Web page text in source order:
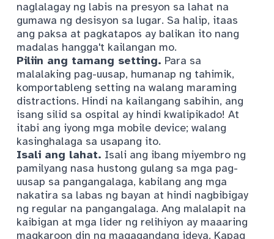
naglalagay ng labis na presyon sa lahat na
gumawa ng desisyon sa lugar. Sa halip, itaas
ang paksa at pagkatapos ay balikan ito nang
madalas hangga't kailangan mo.
Piliin ang tamang setting. Para sa
malalaking pag-uusap, humanap ng tahimik,
komportableng setting na walang maraming
distractions. Hindi na kailangang sabihin, ang
isang silid sa ospital ay hindi kwalipikado! At
itabi ang iyong mga mobile device; walang
kasinghalaga sa usapang ito.
Isali ang lahat. Isali ang ibang miyembro ng
pamilyang nasa hustong gulang sa mga pag-
uusap sa pangangalaga, kabilang ang mga
nakatira sa labas ng bayan at hindi nagbibigay
ng regular na pangangalaga. Ang malalapit na
kaibigan at mga lider ng relihiyon ay maaaring
magkaroon din ng magagandang ideya. Kapag